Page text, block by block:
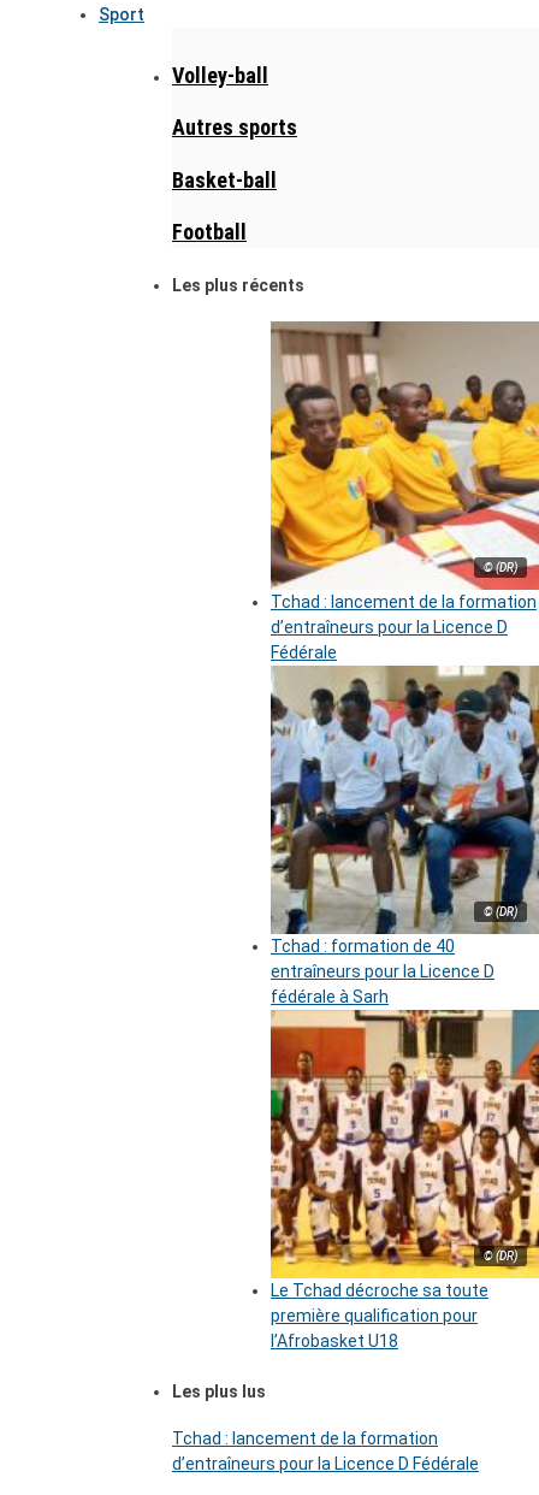
Sport
Volley-ball
Autres sports
Basket-ball
Football
Les plus récents
© (DR)
Tchad : lancement de la formation
d’entraîneurs pour la Licence D
Fédérale
© (DR)
Tchad : formation de 40
entraîneurs pour la Licence D
fédérale à Sarh
© (DR)
Le Tchad décroche sa toute
première qualification pour
l’Afrobasket U18
Les plus lus
Tchad : lancement de la formation
d’entraîneurs pour la Licence D Fédérale